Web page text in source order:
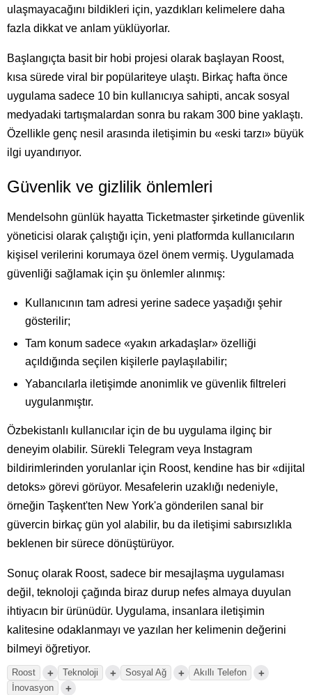
ulaşmayacağını bildikleri için, yazdıkları kelimelere daha
fazla dikkat ve anlam yüklüyorlar.
Başlangıçta basit bir hobi projesi olarak başlayan Roost,
kısa sürede viral bir popülariteye ulaştı. Birkaç hafta önce
uygulama sadece 10 bin kullanıcıya sahipti, ancak sosyal
medyadaki tartışmalardan sonra bu rakam 300 bine yaklaştı.
Özellikle genç nesil arasında iletişimin bu «eski tarzı» büyük
ilgi uyandırıyor.
Güvenlik ve gizlilik önlemleri
Mendelsohn günlük hayatta Ticketmaster şirketinde güvenlik
yöneticisi olarak çalıştığı için, yeni platformda kullanıcıların
kişisel verilerini korumaya özel önem vermiş. Uygulamada
güvenliği sağlamak için şu önlemler alınmış:
Kullanıcının tam adresi yerine sadece yaşadığı şehir
gösterilir;
Tam konum sadece «yakın arkadaşlar» özelliği
açıldığında seçilen kişilerle paylaşılabilir;
Yabancılarla iletişimde anonimlik ve güvenlik filtreleri
uygulanmıştır.
Özbekistanlı kullanıcılar için de bu uygulama ilginç bir
deneyim olabilir. Sürekli Telegram veya Instagram
bildirimlerinden yorulanlar için Roost, kendine has bir «dijital
detoks» görevi görüyor. Mesafelerin uzaklığı nedeniyle,
örneğin Taşkent'ten New York'a gönderilen sanal bir
güvercin birkaç gün yol alabilir, bu da iletişimi sabırsızlıkla
beklenen bir sürece dönüştürüyor.
Sonuç olarak Roost, sadece bir mesajlaşma uygulaması
değil, teknoloji çağında biraz durup nefes almaya duyulan
ihtiyacın bir ürünüdür. Uygulama, insanlara iletişimin
kalitesine odaklanmayı ve yazılan her kelimenin değerini
bilmeyi öğretiyor.
Roost + Teknoloji + Sosyal Ağ + Akıllı Telefon +
İnovasyon +